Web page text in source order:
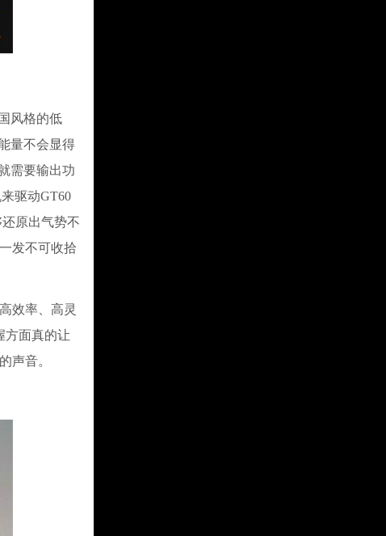
风格的低
量不会显得
需要输出功
驱动GT60
原出气势不
发不可收拾
效率、高灵
方面真的让
声音。